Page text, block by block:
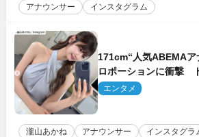
アナウンサー インスタグラム
171cm“人気ABEMAア
ロポーションに衝撃
「品がありすぎる」
エンタメ
瀧山あかね アナウンサー インスタグラ